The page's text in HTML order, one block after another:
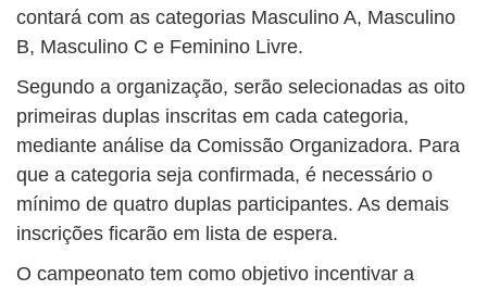
contará com as categorias Masculino A, Masculino
B, Masculino C e Feminino Livre.
Segundo a organização, serão selecionadas as oito
primeiras duplas inscritas em cada categoria,
mediante análise da Comissão Organizadora. Para
que a categoria seja confirmada, é necessário o
mínimo de quatro duplas participantes. As demais
inscrições ficarão em lista de espera.
O campeonato tem como objetivo incentivar a